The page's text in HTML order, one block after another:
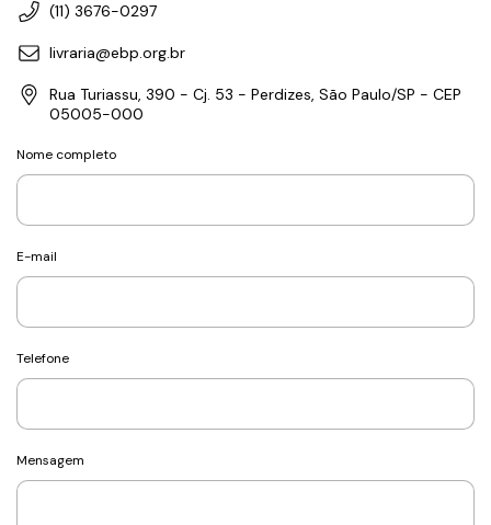
(11) 3676-0297
livraria@ebp.org.br
Rua Turiassu, 390 - Cj. 53 - Perdizes, São Paulo/SP - CEP
05005-000
Nome completo
E-mail
Telefone
Mensagem